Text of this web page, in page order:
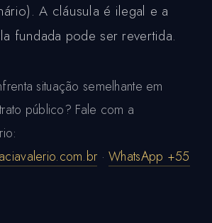
A cláusula é ilegal e a
fundada pode ser revertida.
situação semelhante em
público? Fale com a
·WhatsApp +55